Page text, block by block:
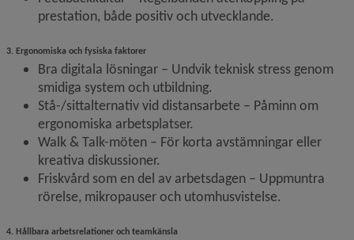
prestation, både positiv och utvecklande.
3. Ergonomiska och fysiska faktorer
Bra digitala lösningar – Undvik teknisk stress genom
smidiga system och utbildning.
Stå-/sittalternativ vid distansarbete – Påminn om
ergonomiska arbetsplatser.
Walk & Talk-möten – För korta avstämningar eller
kreativa diskussioner.
Friskvård som en del av arbetsdagen – Uppmuntra
rörelse, mikropauser och utomhusvistelse.
4. Hållbara arbetsrelationer och teamkänsla